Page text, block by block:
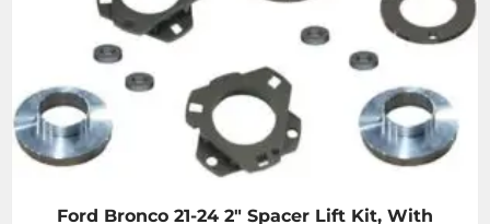
Ford Bronco 21-24 2" Spacer Lift Kit, With